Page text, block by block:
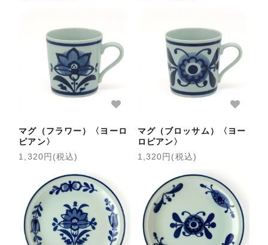
マグ（フラワー）〈ヨーロ
ピアン〉
1,320円(税込)
マグ（ブロッサム）〈ヨー
ロピアン〉
1,320円(税込)